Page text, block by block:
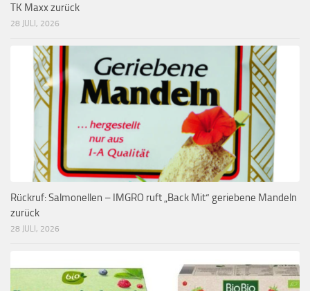
TK Maxx zurück
28 JULI, 2026
Rückruf: Salmonellen – IMGRO ruft „Back Mit“ geriebene Mandeln
zurück
28 JULI, 2026